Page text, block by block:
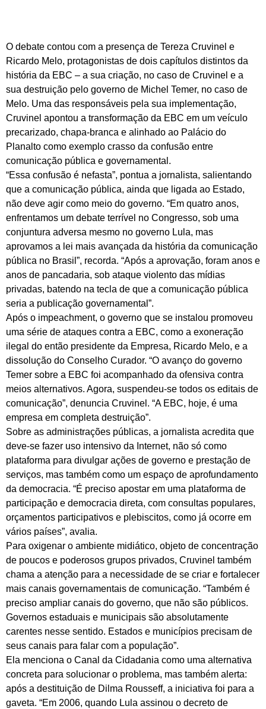
O debate contou com a presença de Tereza Cruvinel e
Ricardo Melo, protagonistas de dois capítulos distintos da
história da EBC – a sua criação, no caso de Cruvinel e a
sua destruição pelo governo de Michel Temer, no caso de
Melo. Uma das responsáveis pela sua implementação,
Cruvinel apontou a transformação da EBC em um veículo
precarizado, chapa-branca e alinhado ao Palácio do
Planalto como exemplo crasso da confusão entre
comunicação pública e governamental.
“Essa confusão é nefasta”, pontua a jornalista, salientando
que a comunicação pública, ainda que ligada ao Estado,
não deve agir como meio do governo. “Em quatro anos,
enfrentamos um debate terrível no Congresso, sob uma
conjuntura adversa mesmo no governo Lula, mas
aprovamos a lei mais avançada da história da comunicação
pública no Brasil”, recorda. “Após a aprovação, foram anos e
anos de pancadaria, sob ataque violento das mídias
privadas, batendo na tecla de que a comunicação pública
seria a publicação governamental”.
Após o impeachment, o governo que se instalou promoveu
uma série de ataques contra a EBC, como a exoneração
ilegal do então presidente da Empresa, Ricardo Melo, e a
dissolução do Conselho Curador. “O avanço do governo
Temer sobre a EBC foi acompanhado da ofensiva contra
meios alternativos. Agora, suspendeu-se todos os editais de
comunicação”, denuncia Cruvinel. “A EBC, hoje, é uma
empresa em completa destruição”.
Sobre as administrações públicas, a jornalista acredita que
deve-se fazer uso intensivo da Internet, não só como
plataforma para divulgar ações de governo e prestação de
serviços, mas também como um espaço de aprofundamento
da democracia. “É preciso apostar em uma plataforma de
participação e democracia direta, com consultas populares,
orçamentos participativos e plebiscitos, como já ocorre em
vários países”, avalia.
Para oxigenar o ambiente midiático, objeto de concentração
de poucos e poderosos grupos privados, Cruvinel também
chama a atenção para a necessidade de se criar e fortalecer
mais canais governamentais de comunicação. “Também é
preciso ampliar canais do governo, que não são públicos.
Governos estaduais e municipais são absolutamente
carentes nesse sentido. Estados e municípios precisam de
seus canais para falar com a população”.
Ela menciona o Canal da Cidadania como uma alternativa
concreta para solucionar o problema, mas também alerta:
após a destituição de Dilma Rousseff, a iniciativa foi para a
gaveta. “Em 2006, quando Lula assinou o decreto de